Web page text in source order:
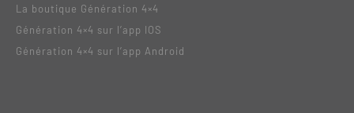
La boutique Génération 4×4
Génération 4×4 sur l’app IOS
Génération 4×4 sur l’app Android